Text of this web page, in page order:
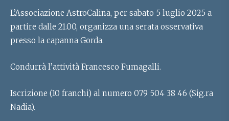
L’Associazione AstroCalina, per sabato 5 luglio 2025 a
partire dalle 21.00, organizza una serata osservativa
presso la capanna Gorda.
Condurrà l’attività Francesco Fumagalli.
Iscrizione (10 franchi) al numero 079 504 38 46 (Sig.ra
Nadia).